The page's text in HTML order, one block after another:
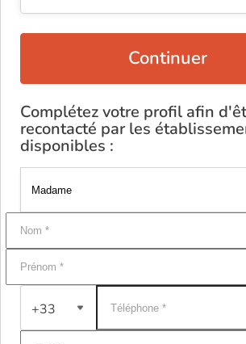
Continuer
Complétez votre profil afin
recontacté par les
disponibles :
+33